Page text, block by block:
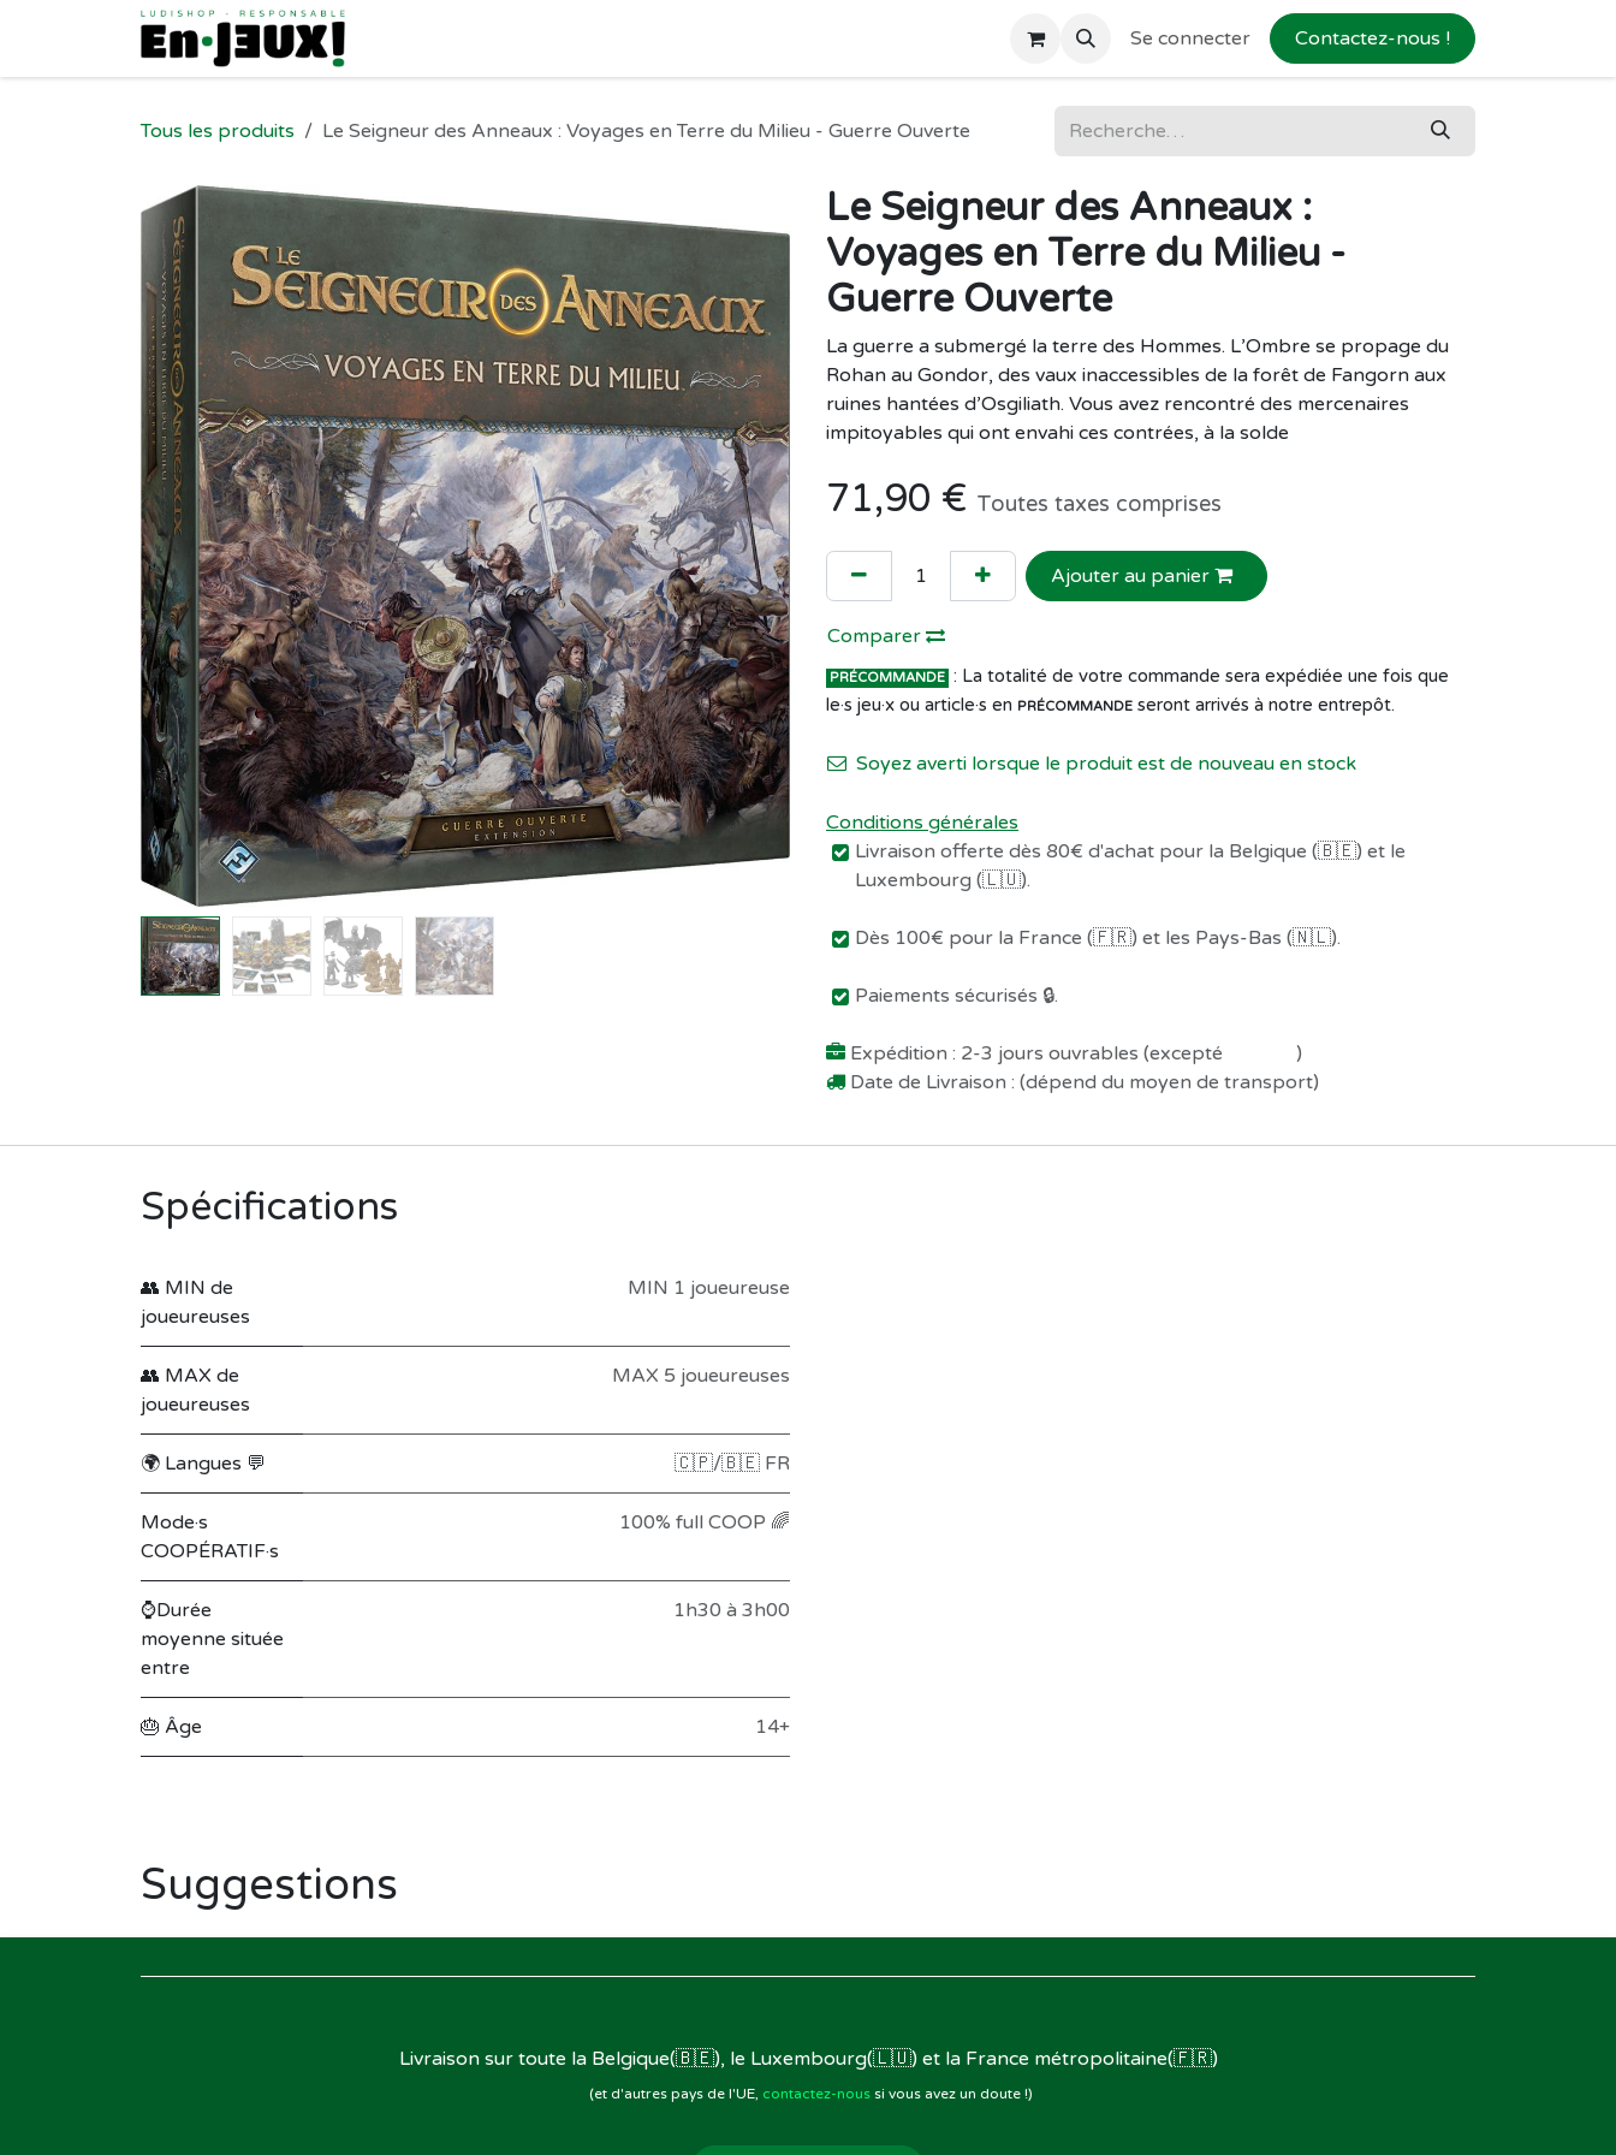
Se rendre au contenu
Se connecter Contactez-nous !
Tous les produits Le Seigneur des Anneaux : Voyages en Terre du Milieu - Guerre Ouverte
Le Seigneur des Anneaux :
Voyages en Terre du Milieu -
Guerre Ouverte
La guerre a submergé la terre des Hommes. L’Ombre se propage du
Rohan au Gondor, des vaux inaccessibles de la forêt de Fangorn aux
ruines hantées d’Osgiliath. Vous avez rencontré des mercenaires
impitoyables qui ont envahi ces contrées, à la solde
71,90 € Toutes taxes comprises
Ajouter au panier
Comparer
PRÉCOMMANDE : La totalité de votre commande sera expédiée une fois que
le·s jeu·x ou article·s en PRÉCOMMANDE seront arrivés à notre entrepôt.
Soyez averti lorsque le produit est de nouveau en stock
Conditions générales
Livraison offerte dès 80€ d'achat pour la Belgique (🇧🇪) et le
Luxembourg (🇱🇺).
Dès 100€ pour la France (🇫🇷) et les Pays-Bas (🇳🇱).
Paiements sécurisés 🔒.
Expédition : 2-3 jours ouvrables (excepté
)
Date de Livraison : (dépend du moyen de transport)
Spécifications
👥 MIN de
joueureuses
MIN 1 joueureuse
👥 MAX de
joueureuses
MAX 5 joueureuses
🌍 Langues 💬 🇨🇵/🇧🇪 FR
Mode·s
COOPÉRATIF·s
100% full COOP 🌈
⌚Durée
moyenne située
entre
1h30 à 3h00
🎂 Âge 14+
Suggestions
Livraison sur toute la Belgique(🇧🇪), le Luxembourg(🇱🇺) et la France métropolitaine(🇫🇷)
(et d'autres pays de l'UE, contactez-noussi vous avez un doute !)